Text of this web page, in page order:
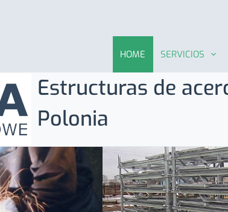
HOME SERVICIOS
Estructuras de
Polonia